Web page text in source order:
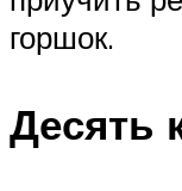
горшок.
Десять